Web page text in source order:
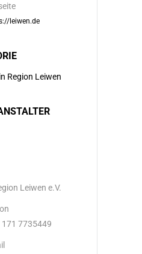
leiwen.de
Region Leiwen
Leiwen e.V.
171 7735449